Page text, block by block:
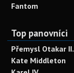
Fantom
Top panovníci
Přemysl Otakar II.
Kate Middleton